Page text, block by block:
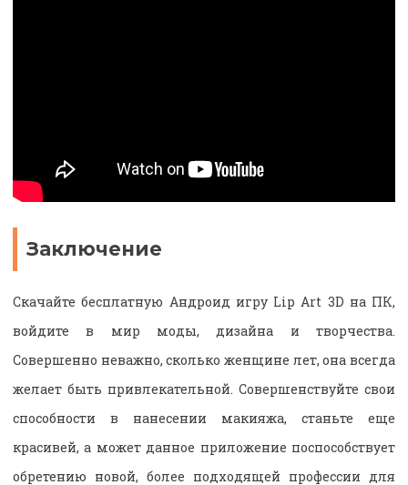
Заключение
Скачайте бесплатную Андроид игру Lip Art 3D на ПК,
войдите в мир моды, дизайна и творчества.
Совершенно неважно, сколько женщине лет, она всегда
желает быть привлекательной. Совершенствуйте свои
способности в нанесении макияжа, станьте еще
красивей, а может данное приложение поспособствует
обретению новой, более подходящей профессии для